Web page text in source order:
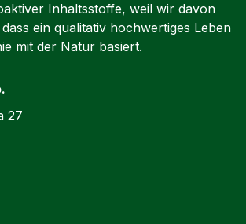
Inhaltsstoffe, weil wir davon
ein qualitativ hochwertiges Leben
mit der Natur basiert.
27